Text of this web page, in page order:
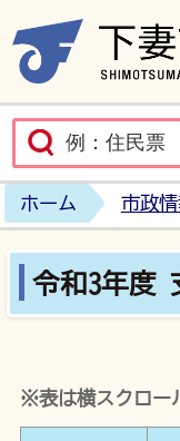
ホーム 市政
令和3年度
※表は横スクロー